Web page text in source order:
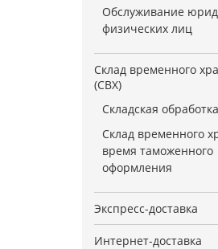
Обслуживание
физических лиц
Склад временного
(СВХ)
Складская
Склад временного
время таможенного
оформления
Экспресс-доставка
Интернет-доставка